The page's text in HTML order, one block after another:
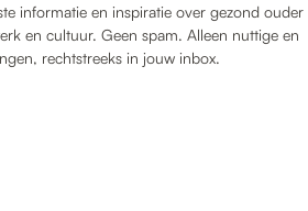
informatie en inspiratie over gezond ouder
en cultuur. Geen spam. Alleen nuttige en
rechtstreeks in jouw inbox.